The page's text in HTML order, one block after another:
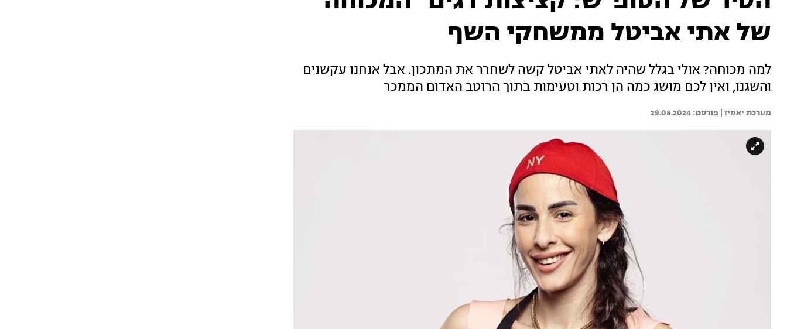
של אתי אביטל ממשחקי השף
למה מכוחה? אולי בגלל שהיה לאתי אביטל קשה לשחרר את המתכון. אבל אנחנו עקשנים
והשגנו, ואין לכם מושג כמה הן רכות וטעימות בתוך הרוטב האדום הממכר
מערכת יאמיז | 29.08.2024